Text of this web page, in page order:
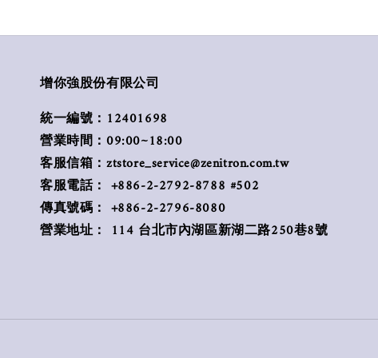
增你強股份有限公司
統一編號：12401698
營業時間：09:00~18:00
客服信箱：ztstore_service@zenitron.com.tw
客服電話： +886-2-2792-8788 #502
傳真號碼： +886-2-2796-8080
營業地址： 114 台北市內湖區新湖二路250巷8號